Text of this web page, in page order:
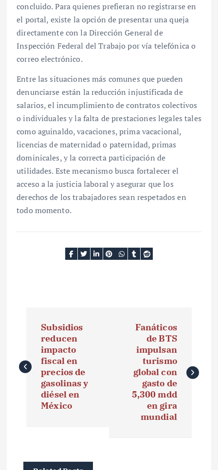
concluido. Para quienes prefieran no registrarse en
el portal, existe la opción de presentar una queja
directamente con la Dirección General de
Inspección Federal del Trabajo por vía telefónica o
correo electrónico.
Entre las situaciones más comunes que pueden
denunciarse están la reducción injustificada de
salarios, el incumplimiento de contratos colectivos
o individuales y la falta de prestaciones legales tales
como aguinaldo, vacaciones, prima vacacional,
licencias de maternidad o paternidad, primas
dominicales, y la correcta participación de
utilidades. Este mecanismo busca fortalecer el
acceso a la justicia laboral y asegurar que los
derechos de los trabajadores sean respetados en
todo momento.
v
e
Subsidios
reducen
impacto
fiscal en
precios de
gasolinas y
diésel en
México
Fanáticos
de BTS
impulsan
turismo
global con
gasto de
5,300 mdd
en gira
mundial